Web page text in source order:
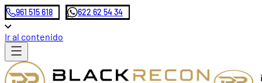
961 515 618 622 62 54 34
Ir al contenido